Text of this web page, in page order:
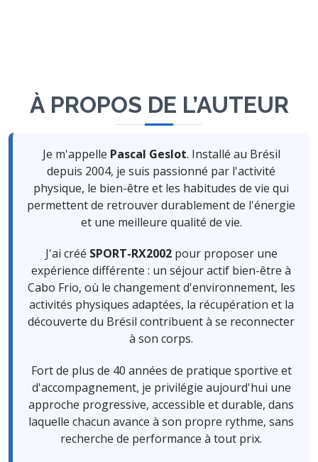
À PROPOS DE L’AUTEUR
Je m'appelle Pascal Geslot. Installé au Brésil
depuis 2004, je suis passionné par l'activité
physique, le bien-être et les habitudes de vie qui
permettent de retrouver durablement de l'énergie
et une meilleure qualité de vie.
J'ai créé SPORT-RX2002pour proposer une
expérience différente : un séjour actif bien-être à
Cabo Frio, où le changement d'environnement, les
activités physiques adaptées, la récupération et la
découverte du Brésil contribuent à se reconnecter
à son corps.
Fort de plus de 40 années de pratique sportive et
d'accompagnement, je privilégie aujourd'hui une
approche progressive, accessible et durable, dans
laquelle chacun avance à son propre rythme, sans
recherche de performance à tout prix.